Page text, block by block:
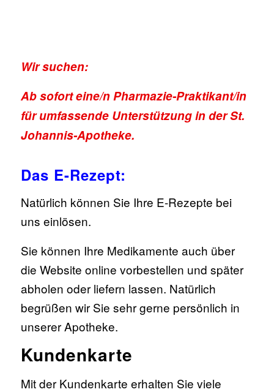
Wir suchen:
Ab sofort eine/n Pharmazie-Praktikant/in
für umfassende Unterstützung in der St.
Johannis-Apotheke.
Das E-Rezept:
Natürlich können Sie Ihre E-Rezepte bei
uns einlösen.
Sie können Ihre Medikamente auch über
die Website online vorbestellen und später
abholen oder liefern lassen. Natürlich
begrüßen wir Sie sehr gerne persönlich in
unserer Apotheke.
Kundenkarte
Mit der Kundenkarte erhalten Sie viele